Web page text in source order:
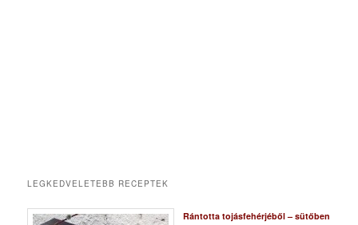
LEGKEDVELETEBB RECEPTEK
Rántotta tojásfehérjéből – sütőben